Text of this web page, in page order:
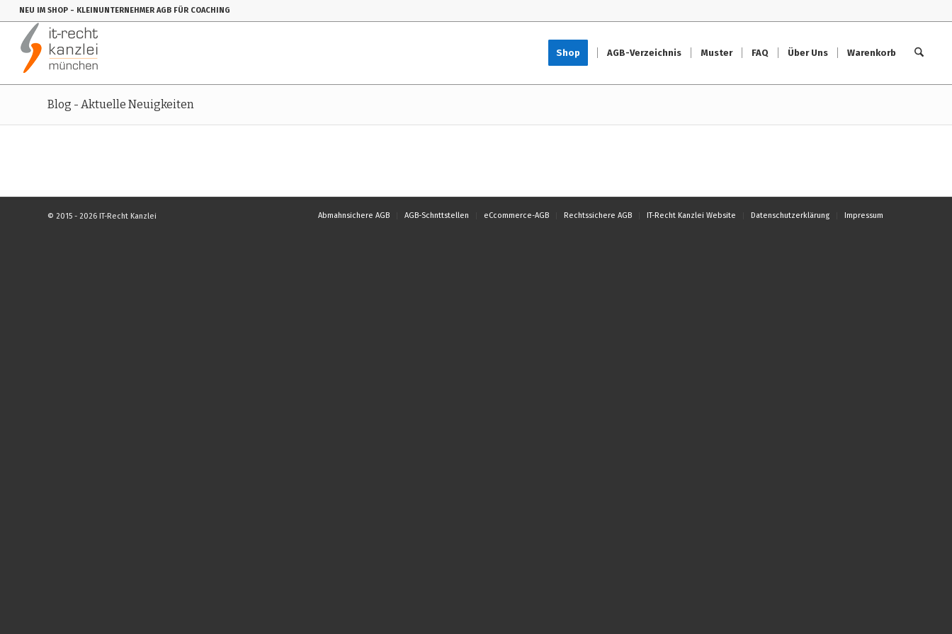
NEU IM SHOP - KLEINUNTERNEHMER AGB FÜR COACHING
Shop AGB-Verzeichnis Muster FAQ Über Uns Warenkorb
Blog - Aktuelle Neuigkeiten
© 2015 - 2026 IT-Recht Kanzlei Abmahnsichere AGB AGB-Schnttstellen eCcommerce-AGB Rechtssichere AGB IT-Recht Kanzlei Website Datenschutzerklärung Impressum